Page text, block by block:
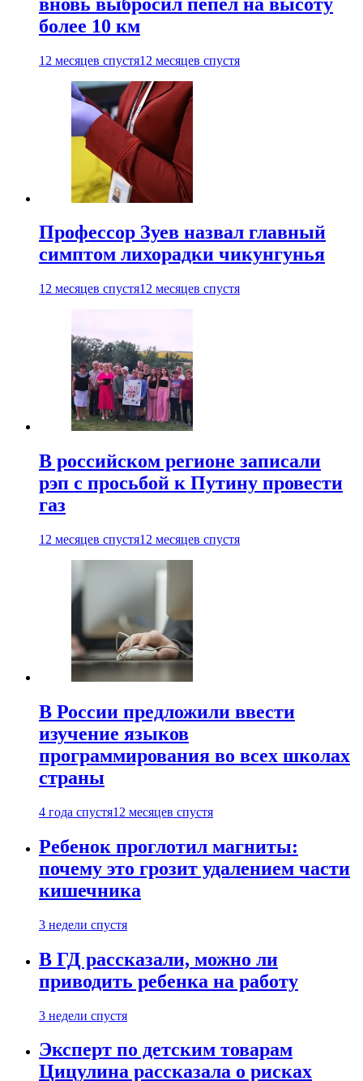
более 10 км
12 месяцев спустя12 месяцев спустя
Профессор Зуев назвал главный
симптом лихорадки чикунгунья
12 месяцев спустя12 месяцев спустя
В российском регионе записали
рэп с просьбой к Путину провести
газ
12 месяцев спустя12 месяцев спустя
В России предложили ввести
изучение языков
программирования во всех школах
страны
4 года спустя12 месяцев спустя
Ребенок проглотил магниты:
почему это грозит удалением части
кишечника
3 недели спустя
В ГД рассказали, можно ли
приводить ребенка на работу
3 недели спустя
Эксперт по детским товарам
Цицулина рассказала о рисках